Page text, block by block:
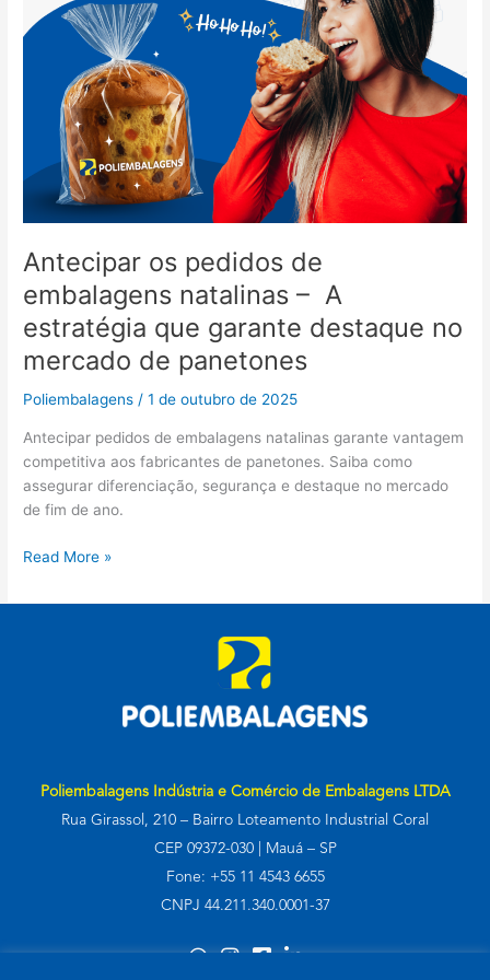
Antecipar os pedidos de
embalagens natalinas – A
estratégia que garante destaque no
mercado de panetones
Poliembalagens/1 de outubro de 2025
Antecipar pedidos de embalagens natalinas garante vantagem
competitiva aos fabricantes de panetones. Saiba como
assegurar diferenciação, segurança e destaque no mercado
de fim de ano.
garante
mercado
panetones
Read More »
Poliembalagens Indústria e Comércio de Embalagens LTDA
Rua Girassol, 210 – Bairro Loteamento Industrial Coral
CEP 09372-030 | Mauá – SP
Fone: +55 11 4543 6655
CNPJ 44.211.340.0001-37